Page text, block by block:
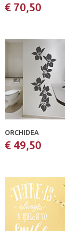
€ 70,50
ORCHIDEA
€ 49,50